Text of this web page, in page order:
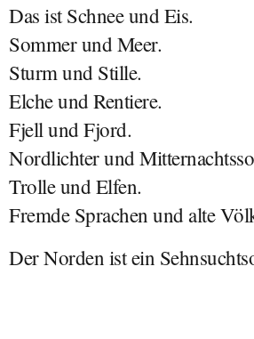
Das ist Schnee und Eis.
Sommer und Meer.
Sturm und Stille.
Elche und Rentiere.
Fjell und Fjord.
Nordlichter und
Trolle und Elfen.
Fremde Sprachen und alte
Der Norden ist ein